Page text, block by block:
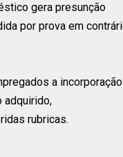
gera presunção
por prova em
a incorporação
adquirido,
rubricas.